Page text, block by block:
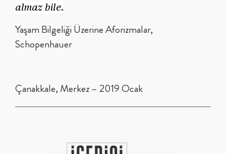
almaz bile.
Yaşam Bilgeliği Üzerine Aforizmalar,
Schopenhauer
Çanakkale, Merkez – 2019 Ocak